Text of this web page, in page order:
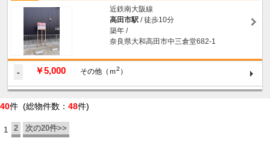
近鉄南大阪線
高田市駅/ 徒歩10分
築年 /
奈良県大和高田市中三倉堂682-1
- ￥5,000 その他（ｍ2 ）
40件 (総物件数： 48件)
1 2 次の20件>>